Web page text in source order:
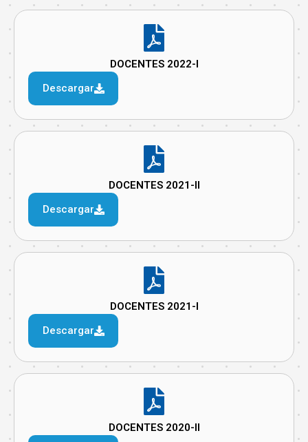
DOCENTES 2022-I
Descargar
DOCENTES 2021-II
Descargar
DOCENTES 2021-I
Descargar
DOCENTES 2020-II